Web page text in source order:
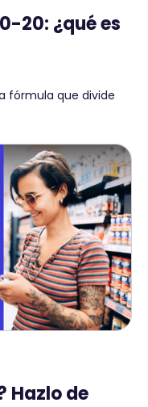
20: ¿qué es
fórmula que divide
Hazlo de